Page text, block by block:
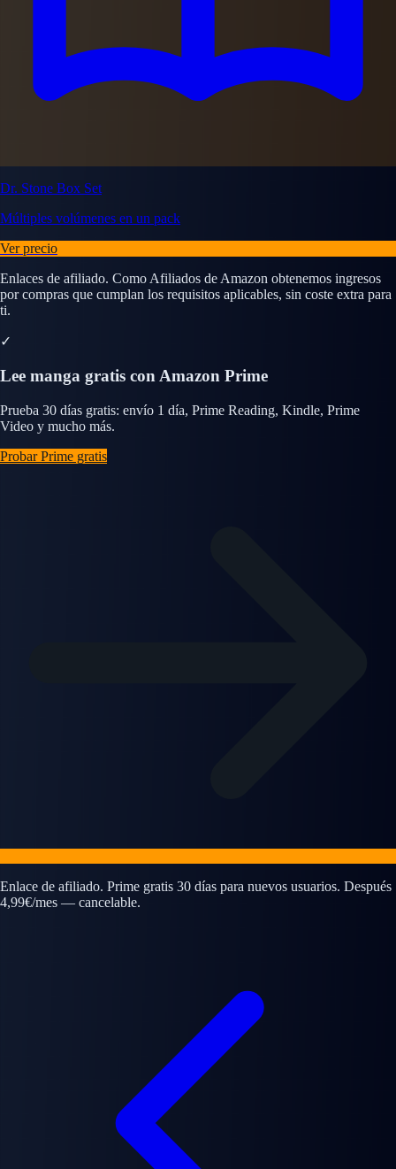
Dr. Stone Box Set
Múltiples volúmenes en un pack
Ver precio
Enlaces de afiliado. Como Afiliados de Amazon obtenemos ingresos
por compras que cumplan los requisitos aplicables, sin coste extra para
ti.
✓
Lee manga gratis con Amazon Prime
Prueba 30 días gratis: envío 1 día, Prime Reading, Kindle, Prime
Video y mucho más.
Probar Prime gratis
Enlace de afiliado. Prime gratis 30 días para nuevos usuarios. Después
4,99€/mes — cancelable.